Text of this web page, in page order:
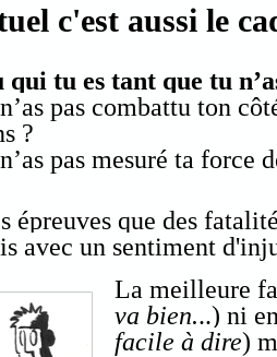
c'est aussi le
épreuves que des
avec un sentiment
La meilleure
va bien...) ni
facile à dire)
qui tu es tant que tu
pas combattu ton
?
pas mesuré ta force